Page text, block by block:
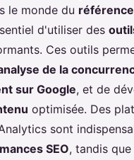
le monde du
d'utiliser des
Ces outils
de la
sur Google, et de
optimisée. Des
sont
SEO, tandis que